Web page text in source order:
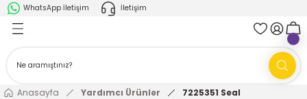
WhatsApp İletişim İletişim
Geri Dön
AMR'ler
Ark Kaynağı Robotları
Geri Dön
Anasayfa Yardımcı Ürünler 7225351 Seal